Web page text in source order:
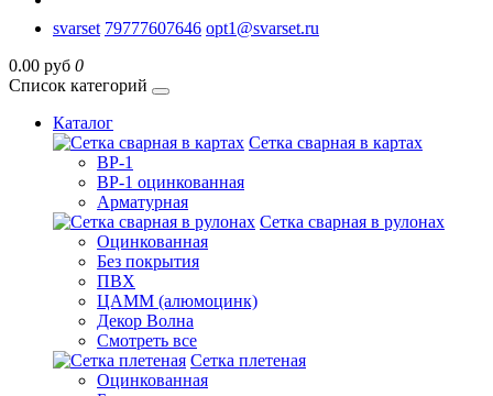
svarset 79777607646 opt1@svarset.ru
0.00 руб 0
Список категорий
Каталог
Сетка сварная в картах
ВР-1
ВР-1 оцинкованная
Арматурная
Сетка сварная в рулонах
Оцинкованная
Без покрытия
ПВХ
ЦАММ (алюмоцинк)
Декор Волна
Смотреть все
Сетка плетеная
Оцинкованная